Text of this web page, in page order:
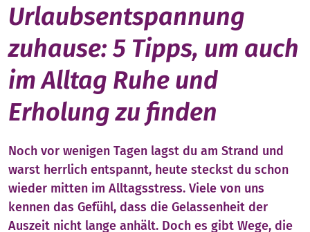
Urlaubsentspannung
zuhause: 5 Tipps, um auch
im Alltag Ruhe und
Erholung zu finden
Noch vor wenigen Tagen lagst du am Strand und
warst herrlich entspannt, heute steckst du schon
wieder mitten im Alltagsstress. Viele von uns
kennen das Gefühl, dass die Gelassenheit der
Auszeit nicht lange anhält. Doch es gibt Wege, die